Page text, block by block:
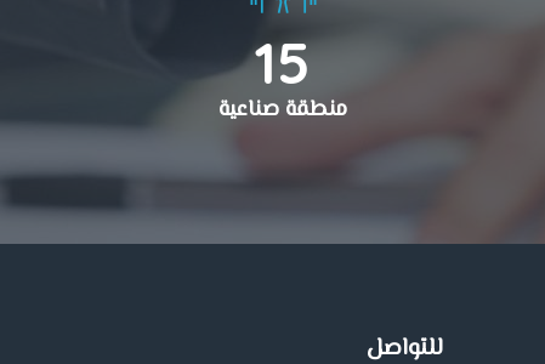
15
منطقة صناعية
للتواصل